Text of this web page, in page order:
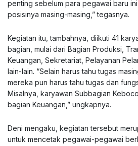
penting sebelum para pegawai baru
posisinya masing-masing,” tegasnya.
Kegiatan itu, tambahnya, diikuti 41
bagian, mulai dari Bagian Produksi,
Keuangan, Sekretariat, Pelayanan
lain-lain. “Selain harus tahu tugas
mereka pun harus tahu tugas dan
Misalnya, karyawan Subbagian
bagian Keuangan,” ungkapnya.
Deni mengaku, kegiatan tersebut
untuk mencetak pegawai-pegawai